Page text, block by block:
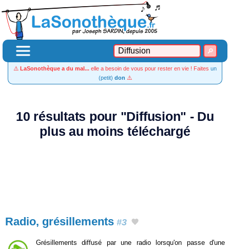
⚠️ LaSonothèque a du mal... elle a besoin de vous pour rester en vie ! Faites un
(petit) don ⚠️
10 résultats pour "Diffusion" - Du
plus au moins téléchargé
Radio, grésillements #3
Grésillements diffusé par une radio lorsqu'on passe d'une